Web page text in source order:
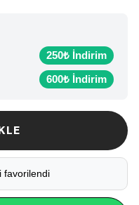
250₺ İndirim
600₺ İndirim
favorilendi